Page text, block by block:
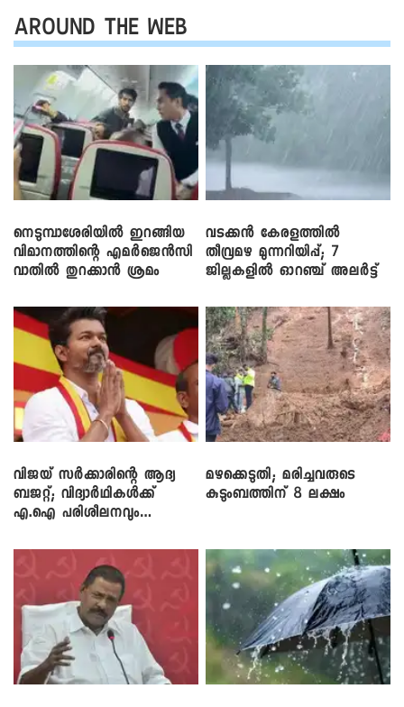
AROUND THE WEB
നെടുമ്പാശേരിയിൽ ഇറങ്ങിയ
വിമാനത്തിന്റെ എമർജെൻസി
വാതിൽ തുറക്കാൻ ശ്രമം
വടക്കൻ കേരളത്തിൽ
തീവ്രമഴ മുന്നറിയിപ്പ്; 7
ജില്ലകളിൽ ഓറഞ്ച് അലർട്ട്
വിജയ് സർക്കാരിന്റെ ആദ്യ
ബജറ്റ്; വിദ്യാർഥികൾക്ക്
എ.ഐ പരിശീലനവും
മഴക്കെടുതി; മരിച്ചവരുടെ
കുടുംബത്തിന് 8 ലക്ഷം